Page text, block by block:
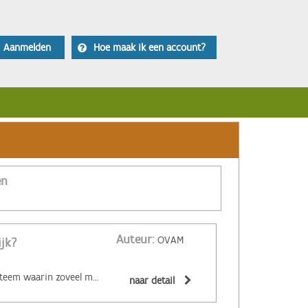
Aanmelden Hoe maak ik een account?
Auteur: OVAM
‌De circulaire economie is een economisch systeem waarin zoveel mogelijk producten en grondstoffen hergebruikt of hoogwaardig gerecycleerd worden. Materialen zijn (volledig) recycleerbaar of afbreekbaar, spullen worden hersteld, hebben een hoge tweedehandswaarde, zijn ‘upgradebaar’, kunnen makkelijk gedemonteerd worden en omgevormd tot nieuwe producten ... Zo wordt maximaal vermeden dat spullen hun waarde verliezen. De circulaire economie biedt een alternatief voor het huidige lineaire systeem. Daarin worden grondstoffen omgezet in producten die aan het einde van hun leven massaal afval worden. De Ellen MacArthur Foundation maakte er een inzichtelijk filmpje over: naar detail